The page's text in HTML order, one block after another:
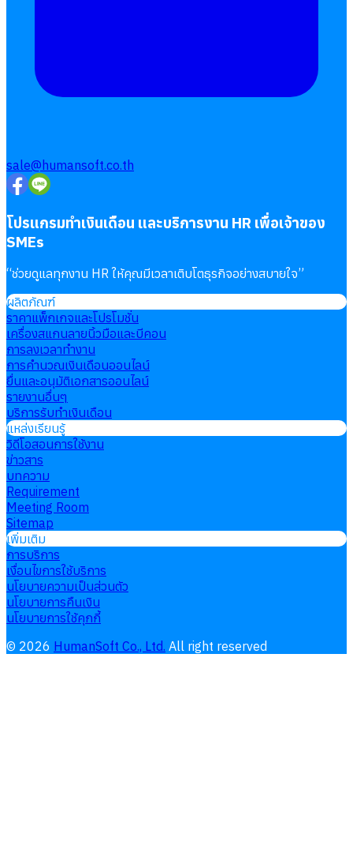
sale@humansoft.co.th
โปรแกรมทำเงินเดือน และบริการงาน HR เพื่อเจ้าของ
SMEs
“ช่วยดูแลทุกงาน HR ให้คุณมีเวลาเติบโตธุรกิจอย่างสบายใจ”
ผลิตภัณฑ์
ราคาแพ็กเกจและโปรโมชั่น
เครื่องสแกนลายนิ้วมือและบีคอน
การลงเวลาทำงาน
การคำนวณเงินเดือนออนไลน์
ยื่นและอนุมัติเอกสารออนไลน์
รายงานอื่นๆ
บริการรับทำเงินเดือน
แหล่งเรียนรู้
วิดีโอสอนการใช้งาน
ข่าวสาร
บทความ
Requirement
Meeting Room
Sitemap
เพิ่มเติม
การบริการ
เงื่อนไขการใช้บริการ
นโยบายความเป็นส่วนตัว
นโยบายการคืนเงิน
นโยบายการใช้คุกกี้
© 2026 HumanSoft Co., Ltd. All right reserved